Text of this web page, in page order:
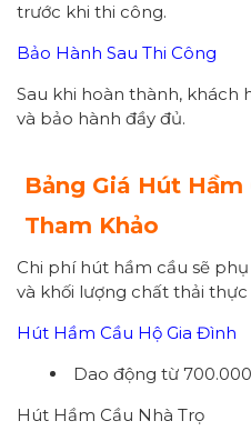
trước khi thi công.
Bảo Hành Sau Thi Công
Sau khi hoàn thành, khách
và bảo hành đầy đủ.
Bảng Giá Hút Hầm
Tham Khảo
Chi phí hút hầm cầu sẽ
và khối lượng chất thải thực
Hút Hầm Cầu Hộ Gia Đình
Dao động từ
Hút Hầm Cầu Nhà Trọ